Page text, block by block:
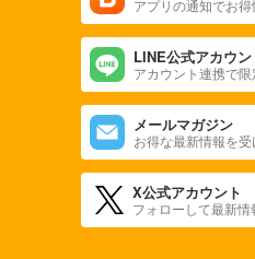
アプリの通知でお
LINE公式アカウン
アカウント連携で
メールマガジン
お得な最新情報を受
X公式アカウント
フォローして最新情